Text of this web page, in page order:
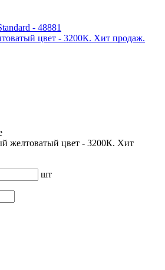
- 48881
цвет - 3200К. Хит продаж.
желтоватый цвет - 3200К. Хит
шт